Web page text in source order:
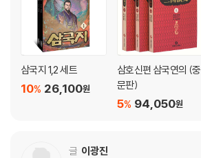
삼국지 1,2 세트
26,100원
10%
삼호신편 삼국연의 (중
문판)
94,050원
5%
글 이광진